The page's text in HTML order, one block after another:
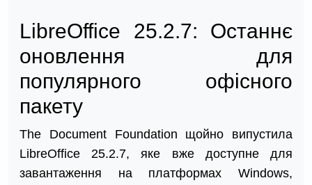
LibreOffice 25.2.7: Останнє
оновлення для
популярного офісного
пакету
The Document Foundation щойно випустила
LibreOffice 25.2.7, яке вже доступне для
завантаження на платформах Windows,